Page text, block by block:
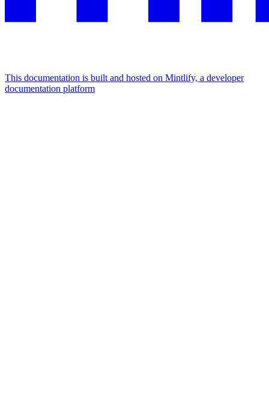
This documentation is built and hosted on Mintlify, a developer
documentation platform